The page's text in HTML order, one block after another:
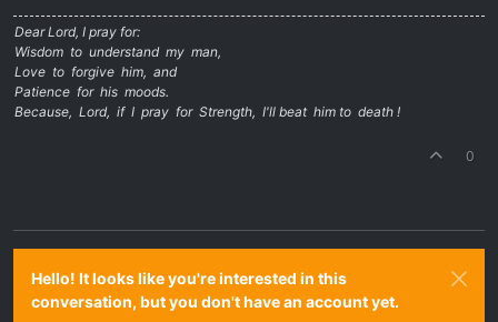
Dear Lord, I pray for:
Wisdom to understand my man,
Love to forgive him, and
Patience for his moods.
Because, Lord, if I pray for Strength, I'll beat him to death !
0
Hello! It looks like you're interested in this
conversation, but you don't have an account yet.